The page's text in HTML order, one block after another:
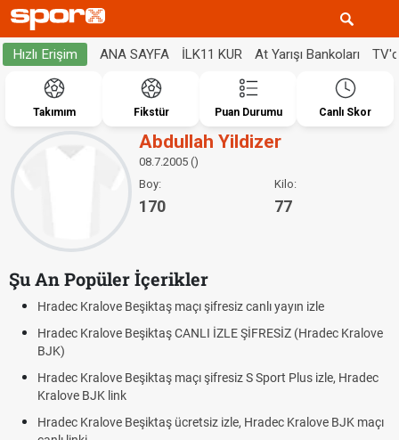
Hızlı Erişim ANA SAYFA İLK11 KUR At Yarışı Bankoları
Takımım Fikstür Puan Durumu Canlı Skor
Abdullah Yildizer
08.7.2005 ()
Boy:
170
Kilo:
77
Şu An Popüler İçerikler
Hradec Kralove Beşiktaş maçı şifresiz canlı yayın izle
Hradec Kralove Beşiktaş CANLI İZLE ŞİFRESİZ (Hradec Kralove
BJK)
Hradec Kralove Beşiktaş maçı şifresiz S Sport Plus izle, Hradec
Kralove BJK link
Hradec Kralove Beşiktaş ücretsiz izle, Hradec Kralove BJK maçı